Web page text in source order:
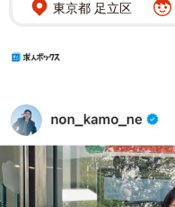
東京都 足立区